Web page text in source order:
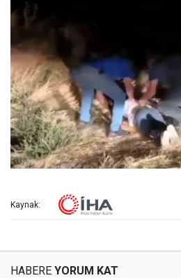
Kaynak:
HABERE YORUM KAT